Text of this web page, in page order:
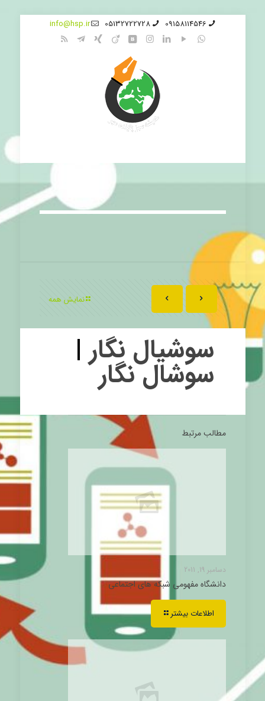
09158114546
05132722728
info@hsp.ir
نمایش همه
سوشیال نگار |
سوشال نگار
مطالب مرتبط
دسامبر 19, 2011
دانشگاه مفهومی شبکه های اجتماعی
اطلاعات بیشتر